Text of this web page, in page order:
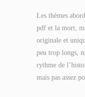
Les thèmes
pdf et la mort,
originale et
peu trop longs,
rythme de
mais pas assez